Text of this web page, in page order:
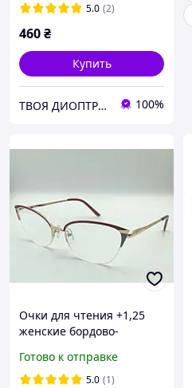
5.0 (2)
460₴
Купить
ТВОЯ ДИОПТРИЯ 100%
Очки для чтения +1,25
женские бордово-
Готово к отправке
5.0 (1)